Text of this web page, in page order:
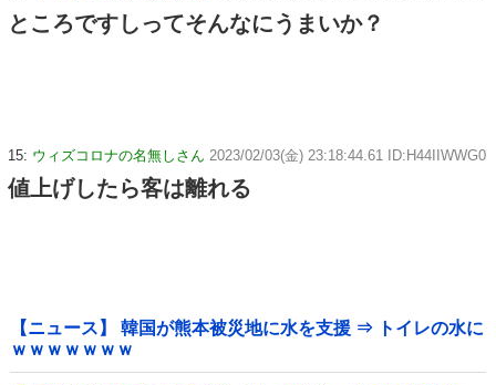
ところですしってそんなにうまいか？
15: ウィズコロナの名無しさん 2023/02/03(金) 23:18:44.61 ID:H44IIWWG0
値上げしたら客は離れる
【ニュース】 韓国が熊本被災地に水を支援 ⇒ トイレの水に
ｗｗｗｗｗｗｗ